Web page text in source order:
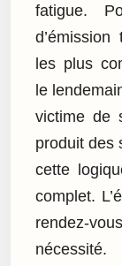
fatigue.
les plus
le
victime de
produit des
cette
complet.
rendez-
nécessité.